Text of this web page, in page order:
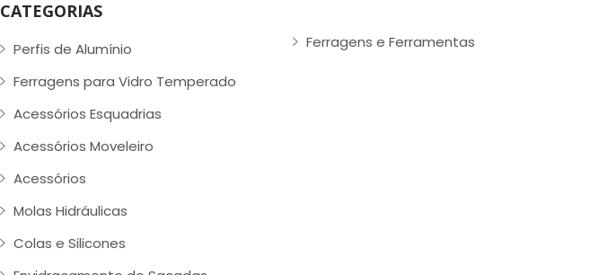
CATEGORIAS
Perfis de Alumínio
Ferragens para Vidro Temperado
Acessórios Esquadrias
Acessórios Moveleiro
Acessórios
Molas Hidráulicas
Colas e Silicones
Ferragens e Ferramentas